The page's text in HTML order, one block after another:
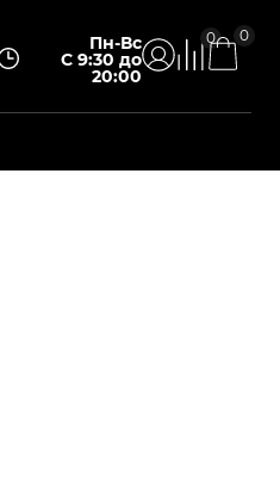
Пн-Вс
С 9:30 до
20:00
0 0